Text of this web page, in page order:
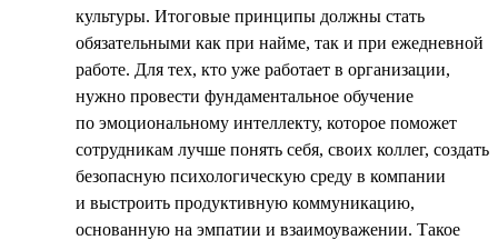
культуры. Итоговые принципы должны стать
обязательными как при найме, так и при ежедневной
работе. Для тех, кто уже работает в организации,
нужно провести фундаментальное обучение
по эмоциональному интеллекту, которое поможет
сотрудникам лучше понять себя, своих коллег, создать
безопасную психологическую среду в компании
и выстроить продуктивную коммуникацию,
основанную на эмпатии и взаимоуважении. Такое